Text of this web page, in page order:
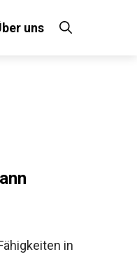
uns
in